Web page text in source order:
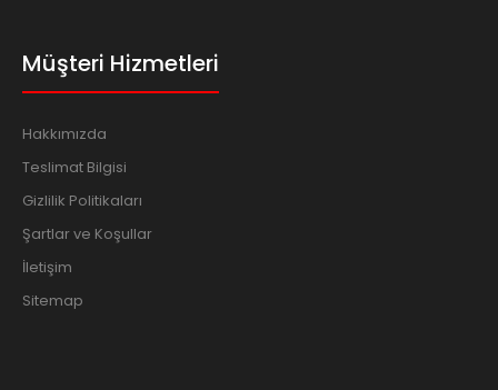
Müşteri Hizmetleri
Hakkımızda
Teslimat Bilgisi
Gizlilik Politikaları
Şartlar ve Koşullar
İletişim
Sitemap